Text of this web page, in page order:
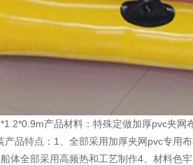
产品材料：特殊定做加厚pvc夹网
品特点：1、全部采用加厚夹网pvc专用
体全部采用高频热和工艺制作4、材料色